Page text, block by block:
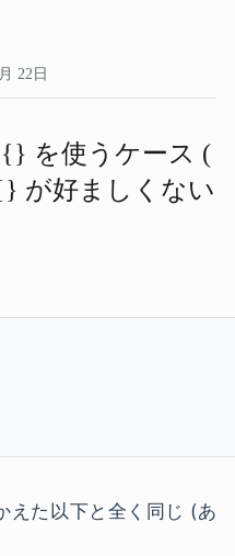
22日
を​使う​ケース (
が​好ましくない​
えた以下と全く同じ (あ